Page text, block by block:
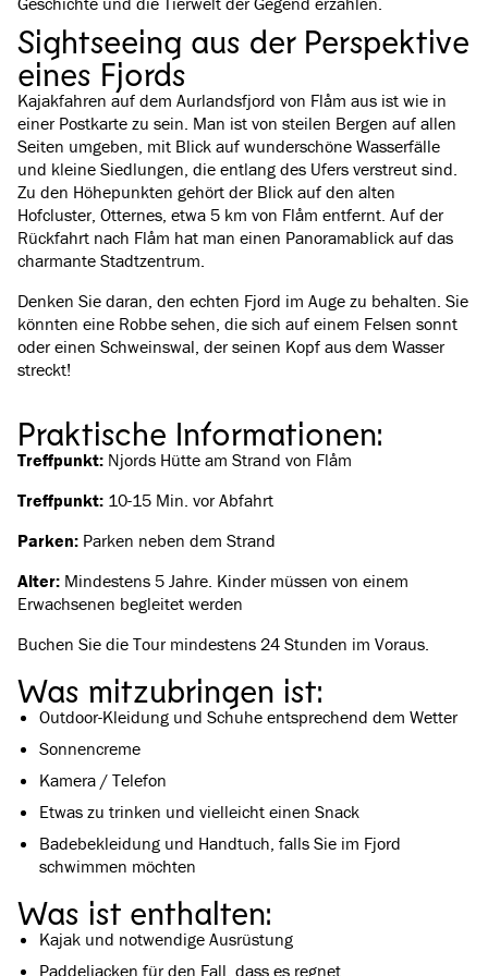
Sightseeing aus der Perspektive
eines Fjords
Kajakfahren auf dem Aurlandsfjord von Flåm aus ist wie in
einer Postkarte zu sein. Man ist von steilen Bergen auf allen
Seiten umgeben, mit Blick auf wunderschöne Wasserfälle
und kleine Siedlungen, die entlang des Ufers verstreut sind.
Zu den Höhepunkten gehört der Blick auf den alten
Hofcluster, Otternes, etwa 5 km von Flåm entfernt. Auf der
Rückfahrt nach Flåm hat man einen Panoramablick auf das
charmante Stadtzentrum.
Denken Sie daran, den echten Fjord im Auge zu behalten. Sie
könnten eine Robbe sehen, die sich auf einem Felsen sonnt
oder einen Schweinswal, der seinen Kopf aus dem Wasser
streckt!
Praktische Informationen:
Treffpunkt: Njords Hütte am Strand von Flåm
Treffpunkt: 10-15 Min. vor Abfahrt
Parken: Parken neben dem Strand
Alter: Mindestens 5 Jahre. Kinder müssen von einem
Erwachsenen begleitet werden
Buchen Sie die Tour mindestens 24 Stunden im Voraus.
Was mitzubringen ist:
Outdoor-Kleidung und Schuhe entsprechend dem Wetter
Sonnencreme
Kamera / Telefon
Etwas zu trinken und vielleicht einen Snack
Badebekleidung und Handtuch, falls Sie im Fjord
schwimmen möchten
Was ist enthalten:
Kajak und notwendige Ausrüstung
Paddeljacken für den Fall, dass es regnet